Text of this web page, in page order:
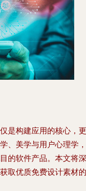
是构建应用的核心，更
、美学与用户心理学，
的软件产品。本文将深
取优质免费设计素材的